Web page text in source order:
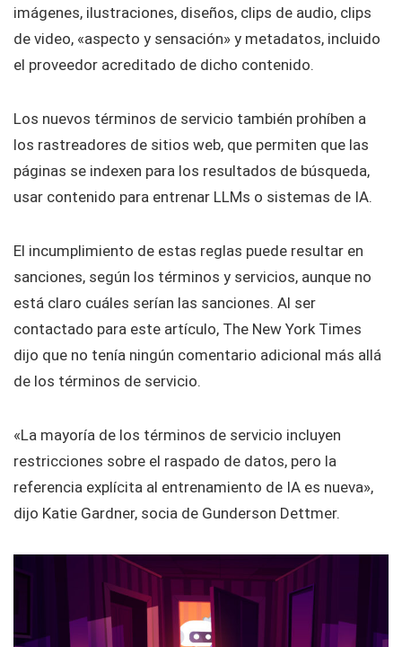
imágenes, ilustraciones, diseños, clips de audio, clips
de video, «aspecto y sensación» y metadatos, incluido
el proveedor acreditado de dicho contenido.
Los nuevos términos de servicio también prohíben a
los rastreadores de sitios web, que permiten que las
páginas se indexen para los resultados de búsqueda,
usar contenido para entrenar LLMs o sistemas de IA.
El incumplimiento de estas reglas puede resultar en
sanciones, según los términos y servicios, aunque no
está claro cuáles serían las sanciones. Al ser
contactado para este artículo, The New York Times
dijo que no tenía ningún comentario adicional más allá
de los términos de servicio.
«La mayoría de los términos de servicio incluyen
restricciones sobre el raspado de datos, pero la
referencia explícita al entrenamiento de IA es nueva»,
dijo Katie Gardner, socia de Gunderson Dettmer.